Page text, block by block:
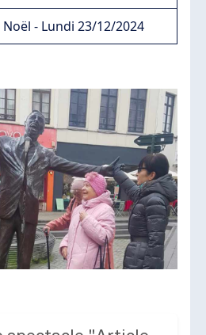
- Lundi 23/12/2024